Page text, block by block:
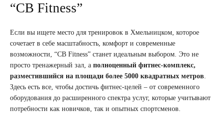
“СВ Fitness”
Если вы ищете место для тренировок в Хмельницком, которое
сочетает в себе масштабность, комфорт и современные
возможности, “СВ Fitness” станет идеальным выбором. Это не
просто тренажерный зал, а полноценный фитнес-комплекс,
разместившийся на площади более 5000 квадратных метров.
Здесь есть все, чтобы достичь фитнес-целей – от современного
оборудования до расширенного спектра услуг, которые учитывают
потребности как новичков, так и опытных спортсменов.